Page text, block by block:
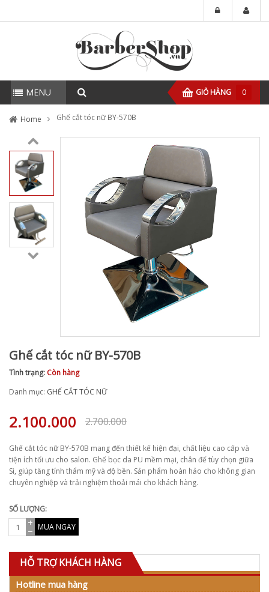
MENU GIỎ HÀNG 0
Home Ghế cắt tóc nữ BY-570B
Ghế cắt tóc nữ BY-570B
Tình trạng: Còn hàng
Danh mục: GHẾ CẮT TÓC NỮ
2.700.000
2.100.000
Ghế cắt tóc nữ BY-570B mang đến thiết kế hiện đại, chất liệu cao cấp và
tiện ích tối ưu cho salon. Ghế bọc da PU mềm mại, chân đế tùy chọn giữa
Si, giúp tăng tính thẩm mỹ và độ bền. Sản phẩm hoàn hảo cho không gian
chuyên nghiệp và trải nghiệm thoải mái cho khách hàng.
SỐ LƯỢNG:
MUA NGAY
HỖ TRỢ KHÁCH HÀNG
Hotline mua hàng